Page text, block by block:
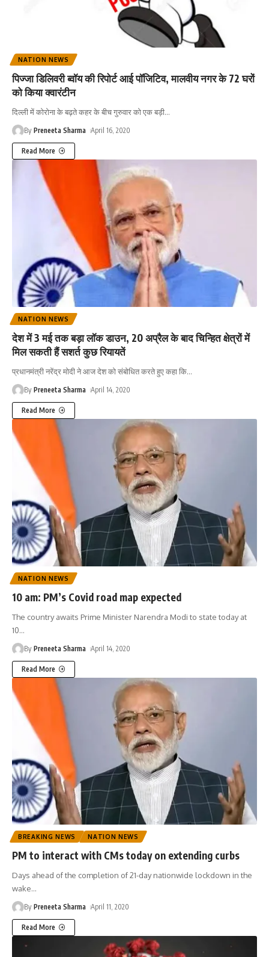
NATION NEWS
पिज्जा डिलिवरी ब्वॉय की रिपोर्ट आई पॉजिटिव, मालवीय नगर के 72 घरों
को किया क्वारंटीन
दिल्ली में कोरोना के बढ़ते कहर के बीच गुरुवार को एक बड़ी…
By Preneeta Sharma April 16, 2020
Read More
NATION NEWS
देश में 3 मई तक बड़ा लॉक डाउन, 20 अप्रैल के बाद चिन्हित क्षेत्रों में
मिल सकती हैं सशर्त कुछ रियायतें
प्रधानमंत्री नरेंद्र मोदी ने आज देश को संबोधित करते हुए कहा कि…
By Preneeta Sharma April 14, 2020
Read More
NATION NEWS
10 am: PM’s Covid road map expected
The country awaits Prime Minister Narendra Modi to state today at
10…
By Preneeta Sharma April 14, 2020
Read More
BREAKING NEWS NATION NEWS
PM to interact with CMs today on extending curbs
Days ahead of the completion of 21-day nationwide lockdown in the
wake…
By Preneeta Sharma April 11, 2020
Read More